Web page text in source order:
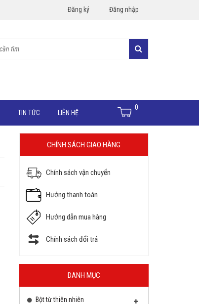
Đăng nhập
Đăng ký
TIN TỨC LIÊN HỆ
0
CHÍNH SÁCH GIAO HÀNG
Chính sách vận chuyển
Hướng thanh toán
Hướng dẫn mua hàng
Chính sách đổi trả
DANH MỤC
Bột từ thiên nhiên